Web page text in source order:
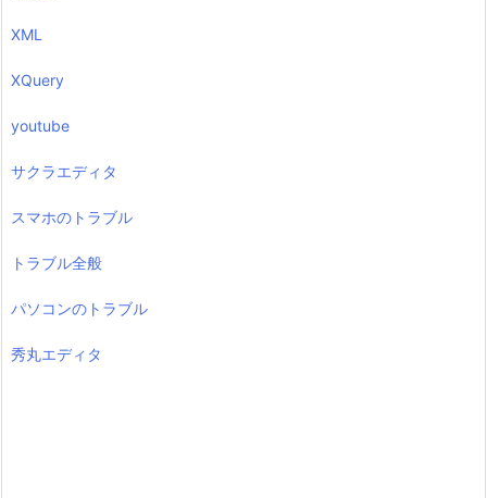
XML
XQuery
youtube
サクラエディタ
スマホのトラブル
トラブル全般
パソコンのトラブル
秀丸エディタ